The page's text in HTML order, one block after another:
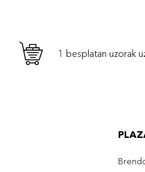
1 besplatan uzorak